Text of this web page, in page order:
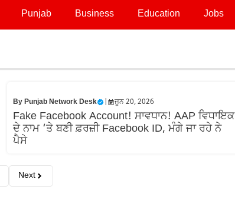
Punjab Business Education Jobs
ByPunjab Network Desk | ਜੂਨ 20, 2026
Fake Facebook Account! ਸਾਵਧਾਨ! AAP ਵਿਧਾਇਕ
ਦੇ ਨਾਮ ‘ਤੇ ਬਣੀ ਫ਼ਰਜ਼ੀ Facebook ID, ਮੰਗੇ ਜਾ ਰਹੇ ਨੇ
ਪੈਸੇ
Next